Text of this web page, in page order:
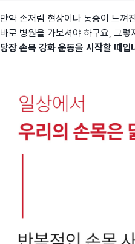
만약 손저림 현상이나 통증이 느껴
바로 병원을 가보셔야 하구요, 그렇
당장 손목 강화 운동을 시작할 때입